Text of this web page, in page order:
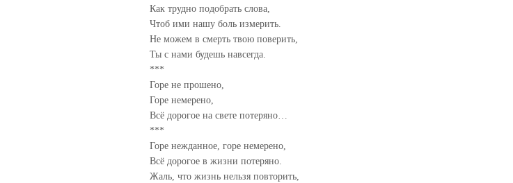
Как трудно подобрать слова,
Чтоб ими нашу боль измерить.
Не можем в смерть твою поверить,
Ты с нами будешь навсегда.
***
Горе не прошено,
Горе немерено,
Всё дорогое на свете потеряно…
***
Горе нежданное, горе немерено,
Всё дорогое в жизни потеряно.
Жаль, что жизнь нельзя повторить,